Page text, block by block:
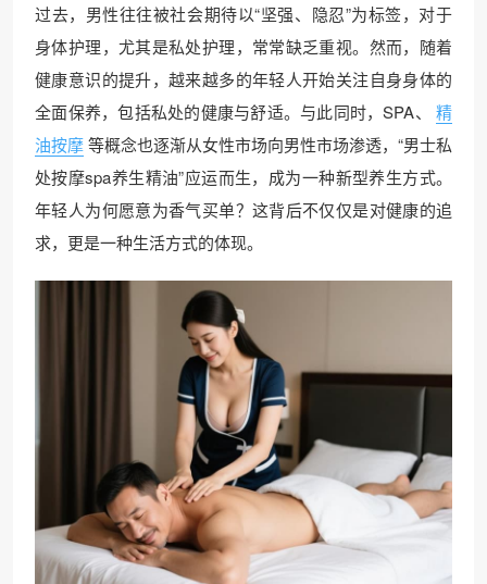
过去，男性往往被社会期待以“坚强、隐忍”为标签，对于
身体护理，尤其是私处护理，常常缺乏重视。然而，随着
健康意识的提升，越来越多的年轻人开始关注自身身体的
全面保养，包括私处的健康与舒适。与此同时，SPA、
精
油按摩等概念也逐渐从女性市场向男性市场渗透，“男士私
处按摩spa养生精油”应运而生，成为一种新型养生方式。
年轻人为何愿意为香气买单？这背后不仅仅是对健康的追
求，更是一种生活方式的体现。